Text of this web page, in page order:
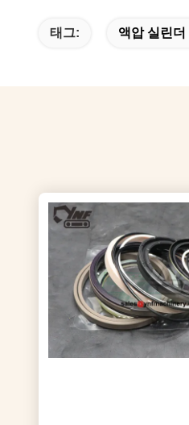
태그: 액압 실린더